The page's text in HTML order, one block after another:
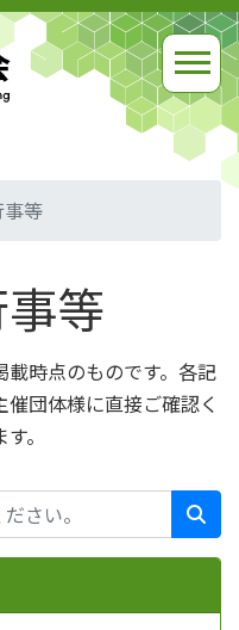
等
等
時点のものです。各記
団体様に直接ご確認く
。